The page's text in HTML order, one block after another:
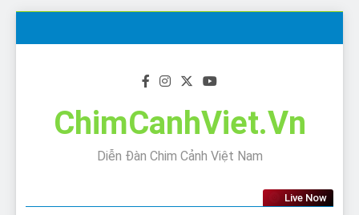
ChimCanhViet.Vn
Diễn Đàn Chim Cảnh Việt Nam
Live Now